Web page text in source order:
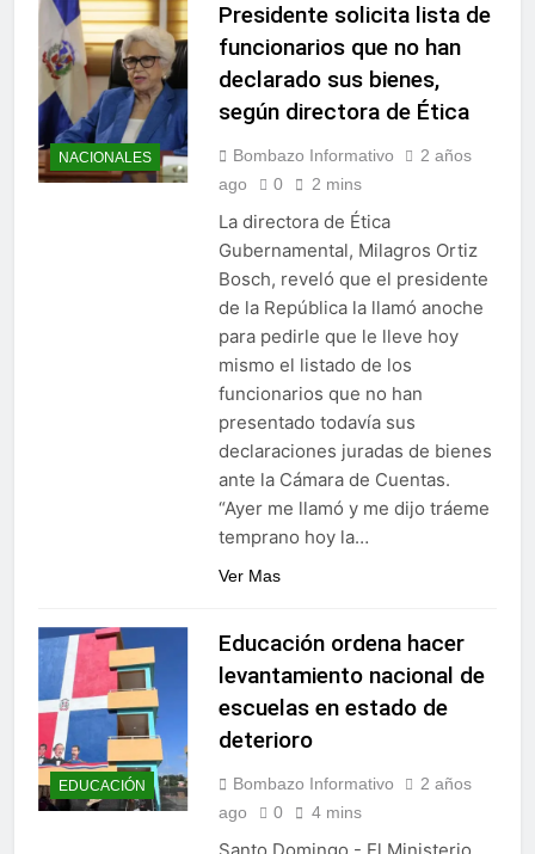
NACIONALES
Presidente solicita lista de
funcionarios que no han
declarado sus bienes,
según directora de Ética
Bombazo Informativo
2 años
ago
0 2 mins
La directora de Ética
Gubernamental, Milagros Ortiz
Bosch, reveló que el presidente
de la República la llamó anoche
para pedirle que le lleve hoy
mismo el listado de los
funcionarios que no han
presentado todavía sus
declaraciones juradas de bienes
ante la Cámara de Cuentas.
“Ayer me llamó y me dijo tráeme
temprano hoy la…
Ver Mas
EDUCACIÓN
Educación ordena hacer
levantamiento nacional de
escuelas en estado de
deterioro
Bombazo Informativo
2 años
ago
0 4 mins